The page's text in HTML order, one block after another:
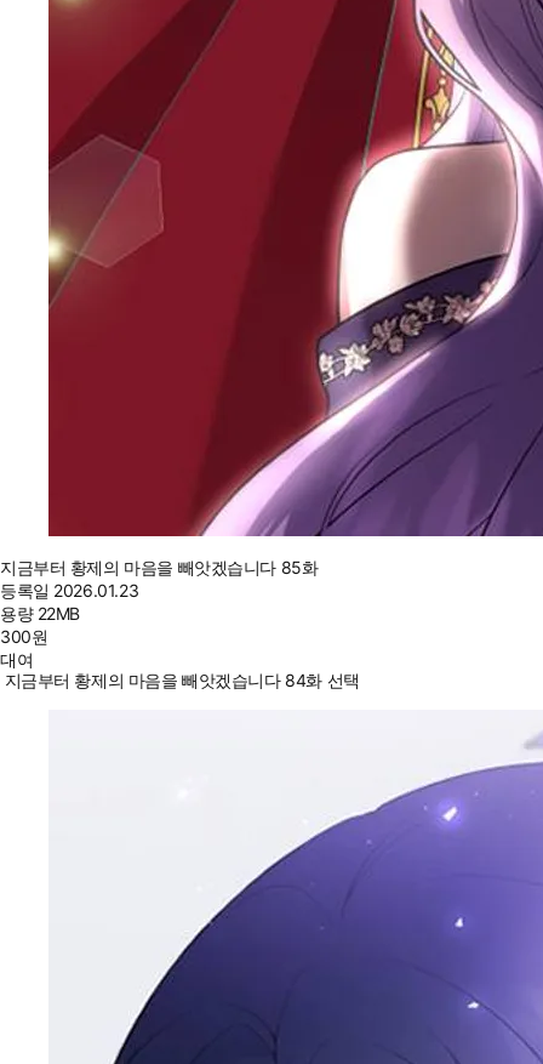
지금부터 황제의 마음을 빼앗겠습니다 85화
등록일 2026.01.23
용량 22MB
300원
대여
지금부터 황제의 마음을 빼앗겠습니다 84화 선택